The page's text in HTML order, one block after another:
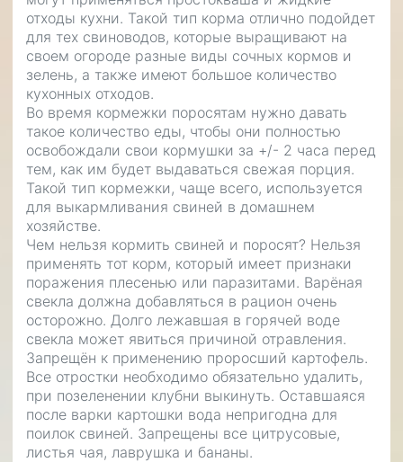
отходы кухни. Такой тип корма отлично подойдет
для тех свиноводов, которые выращивают на
своем огороде разные виды сочных кормов и
зелень, а также имеют большое количество
кухонных отходов.
Во время кормежки поросятам нужно давать
такое количество еды, чтобы они полностью
освобождали свои кормушки за +/- 2 часа перед
тем, как им будет выдаваться свежая порция.
Такой тип кормежки, чаще всего, используется
для выкармливания свиней в домашнем
хозяйстве.
Чем нельзя кормить свиней и поросят? Нельзя
применять тот корм, который имеет признаки
поражения плесенью или паразитами. Варёная
свекла должна добавляться в рацион очень
осторожно. Долго лежавшая в горячей воде
свекла может явиться причиной отравления.
Запрещён к применению проросший картофель.
Все отростки необходимо обязательно удалить,
при позеленении клубни выкинуть. Оставшаяся
после варки картошки вода непригодна для
поилок свиней. Запрещены все цитрусовые,
листья чая, лаврушка и бананы.